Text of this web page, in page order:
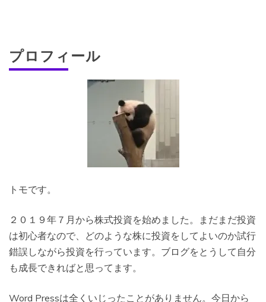
プロフィール
トモです。
２０１９年７月から株式投資を始めました。まだまだ投資
は初心者なので、どのような株に投資をしてよいのか試行
錯誤しながら投資を行っています。ブログをとうして自分
も成長できればと思ってます。
Word Pressは全くいじったことがありません。今日から